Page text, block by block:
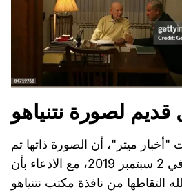
ميتر"، أن الصورة ذاتها تم
تداولها بنفس الشعار في 2 سبتمبر 2019، مع الادعاء بأن